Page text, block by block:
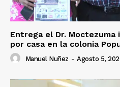
Entrega el Dr.
por casa en la colonia
Manuel Nuñez - Agosto 5,